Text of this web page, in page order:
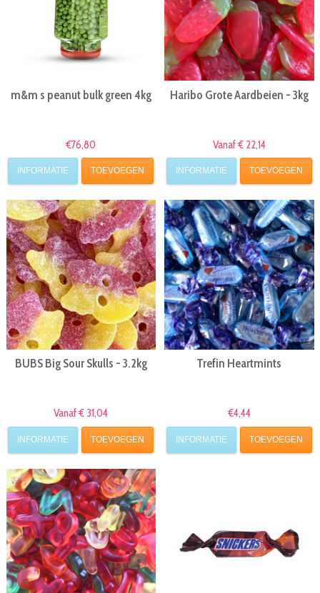
m&m s peanut bulk green 4kg
€76,80
INFORMATIE TOEVOEGEN
Haribo Grote Aardbeien - 3kg
Vanaf € 22,14
INFORMATIE TOEVOEGEN
BUBS Big Sour Skulls - 3.2kg
Vanaf € 31,04
INFORMATIE TOEVOEGEN
Trefin Heartmints
€4,44
INFORMATIE TOEVOEGEN